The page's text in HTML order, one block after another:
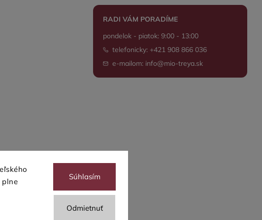
plne
Odmietnuť
Súhlasím
RADI VÁM PORADÍME
pondelok - piatok: 9:00 - 13:00
telefonicky: +421 908 866 036
e-mailom: info@mio-treya.sk